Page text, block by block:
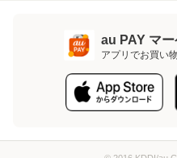
au PAY マ
アプリでお買い